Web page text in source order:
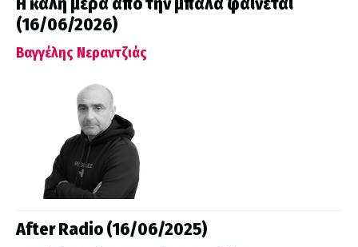
(16/06/2026)
Βαγγέλης Νεραντζιάς
After Radio (16/06/2025)